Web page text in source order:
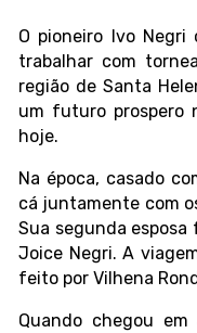
O pioneiro Ivo
trabalhar com
região de Santa
um futuro prospero
hoje.
Na época, casado
cá juntamente com
Sua segunda
Joice Negri. A
feito por Vilhena
Quando chegou